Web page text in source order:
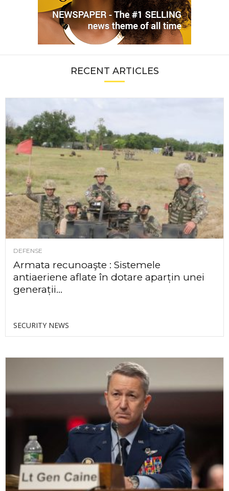
RECENT ARTICLES
DEFENSE
Armata recunoaşte : Sistemele
antiaeriene aflate în dotare aparțin unei
generații...
SECURITY NEWS